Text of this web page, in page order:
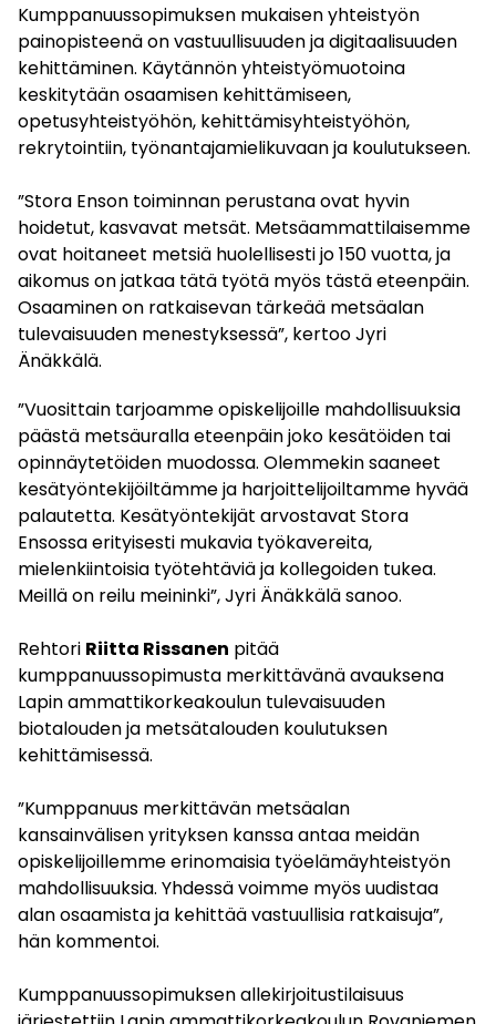
Kumppanuussopimuksen mukaisen yhteistyön
painopisteenä on vastuullisuuden ja digitaalisuuden
kehittäminen. Käytännön yhteistyömuotoina
keskitytään osaamisen kehittämiseen,
opetusyhteistyöhön, kehittämisyhteistyöhön,
rekrytointiin, työnantajamielikuvaan ja koulutukseen.
”Stora Enson toiminnan perustana ovat hyvin
hoidetut, kasvavat metsät. Metsäammattilaisemme
ovat hoitaneet metsiä huolellisesti jo 150 vuotta, ja
aikomus on jatkaa tätä työtä myös tästä eteenpäin.
Osaaminen on ratkaisevan tärkeää metsäalan
tulevaisuuden menestyksessä”, kertoo Jyri
Änäkkälä.
”Vuosittain tarjoamme opiskelijoille mahdollisuuksia
päästä metsäuralla eteenpäin joko kesätöiden tai
opinnäytetöiden muodossa. Olemmekin saaneet
kesätyöntekijöiltämme ja harjoittelijoiltamme hyvää
palautetta. Kesätyöntekijät arvostavat Stora
Ensossa erityisesti mukavia työkavereita,
mielenkiintoisia työtehtäviä ja kollegoiden tukea.
Meillä on reilu meininki”, Jyri Änäkkälä sanoo.
Rehtori Riitta Rissanen pitää
kumppanuussopimusta merkittävänä avauksena
Lapin ammattikorkeakoulun tulevaisuuden
biotalouden ja metsätalouden koulutuksen
kehittämisessä.
”Kumppanuus merkittävän metsäalan
kansainvälisen yrityksen kanssa antaa meidän
opiskelijoillemme erinomaisia työelämäyhteistyön
mahdollisuuksia. Yhdessä voimme myös uudistaa
alan osaamista ja kehittää vastuullisia ratkaisuja”,
hän kommentoi.
Kumppanuussopimuksen allekirjoitustilaisuus